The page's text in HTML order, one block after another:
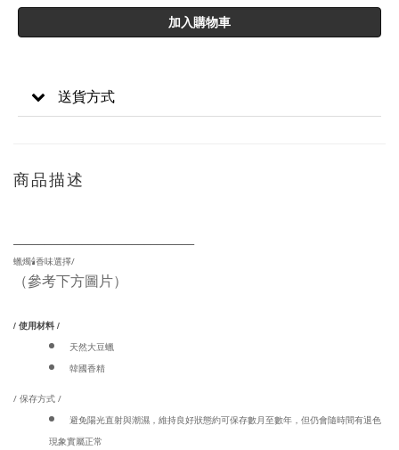
加入購物車
送貨方式
商品描述
蠟燭🕯️香味選擇/
（參考下方圖片）
/ 使用材料 /
天然大豆蠟
韓國香精
/ 保存方式 /
避免陽光直射與潮濕，維持良好狀態約可保存數月至數年，但仍會隨時間有退色
現象實屬正常